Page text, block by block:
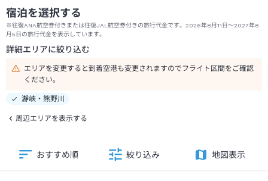
宿泊を選択する
※往復ANA航空券付きまたは往復JAL航空券付きの旅行代金です。2026年8月11日～2027年8
月5日の旅行代金を表示しています。
詳細エリアに絞り込む
エリアを変更すると到着空港も変更されますのでフライト区間をご確認
ください。
瀞峡・熊野川
周辺エリアを表示する
おすすめ順 絞り込み 地図表示